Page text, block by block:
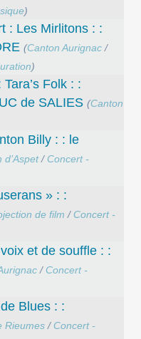
)
: Les Mirlitons : :
(Canton Aurignac/
)
Folk : :
de SALIES (Canton
Billy : : le
d’Aspet/ Concert -
» : :
de film / Concert -
et de souffle : :
/ Concert -
Blues : :
Rieumes/ Concert -